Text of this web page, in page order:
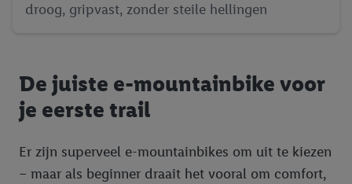
droog, gripvast, zonder steile hellingen
De juiste e-mountainbike voor
je eerste trail
Er zijn superveel e-mountainbikes om uit te kiezen
– maar als beginner draait het vooral om comfort,